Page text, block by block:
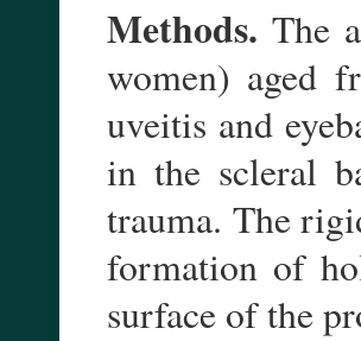
Methods. The
women) aged
uveitis and
in the scleral
trauma. The
formation of
surface of the